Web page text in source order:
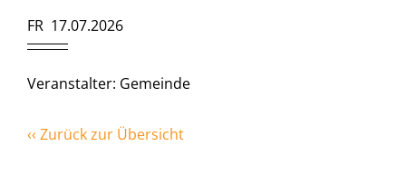
FR 17.07.2026
Veranstalter: Gemeinde
‹‹ Zurück zur Übersicht